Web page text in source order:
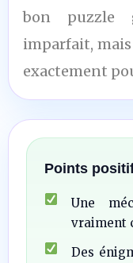
bon puzzle
imparfait,
exactement
Points
Une
vraiment
Des